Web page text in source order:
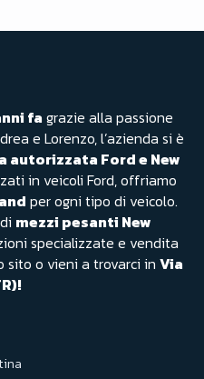
fa grazie alla passione
e Lorenzo, l’azienda si è
autorizzata Ford e New
in veicoli Ford, offriamo
per ogni tipo di veicolo.
mezzi pesanti New
specializzate e vendita
o vieni a trovarci in Via